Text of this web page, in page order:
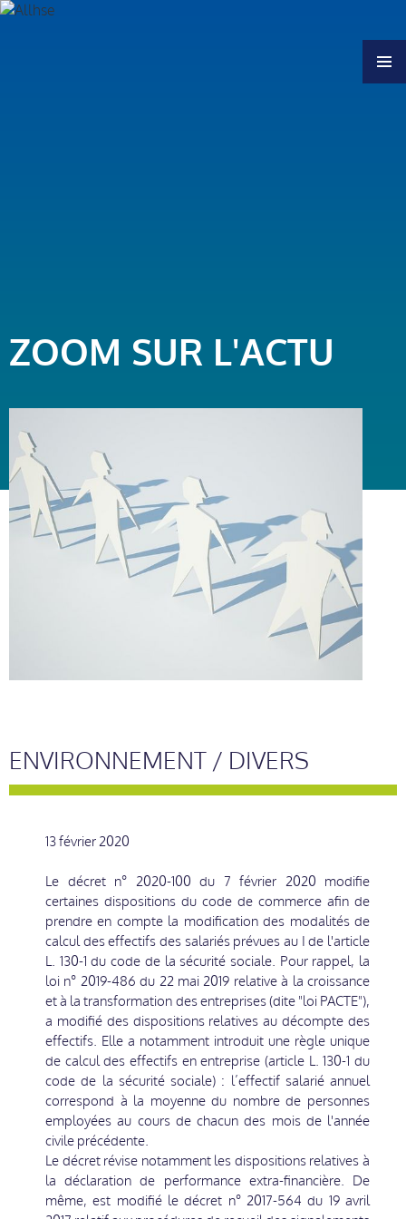
ZOOM SUR L'ACTU
ENVIRONNEMENT / DIVERS
13 février 2020
Le décret n° 2020-100 du 7 février 2020 modifie
certaines dispositions du code de commerce afin de
prendre en compte la modification des modalités de
calcul des effectifs des salariés prévues au I de l'article
L. 130-1 du code de la sécurité sociale. Pour rappel, la
loi n° 2019-486 du 22 mai 2019 relative à la croissance
et à la transformation des entreprises (dite "loi PACTE"),
a modifié des dispositions relatives au décompte des
effectifs. Elle a notamment introduit une règle unique
de calcul des effectifs en entreprise (article L. 130-1 du
code de la sécurité sociale) : l’effectif salarié annuel
correspond à la moyenne du nombre de personnes
employées au cours de chacun des mois de l'année
civile précédente.
Le décret révise notamment les dispositions relatives à
la déclaration de performance extra-financière. De
même, est modifié le décret n° 2017-564 du 19 avril